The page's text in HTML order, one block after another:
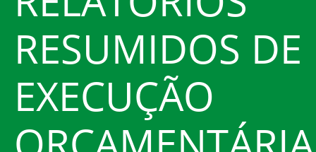
RESUMIDOS DE
EXECUÇÃO